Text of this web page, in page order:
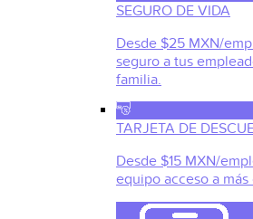
SEGURO DE VIDA
Desde $25 MXN/
seguro a tus
familia.
TARJETA DE
Desde $15 MXN/
equipo acceso a